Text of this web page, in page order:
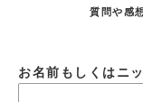
質問や感
お名前もしくはニ